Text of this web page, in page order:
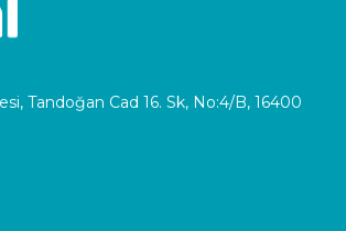
Tandoğan Cad 16. Sk, No:4/B, 16400